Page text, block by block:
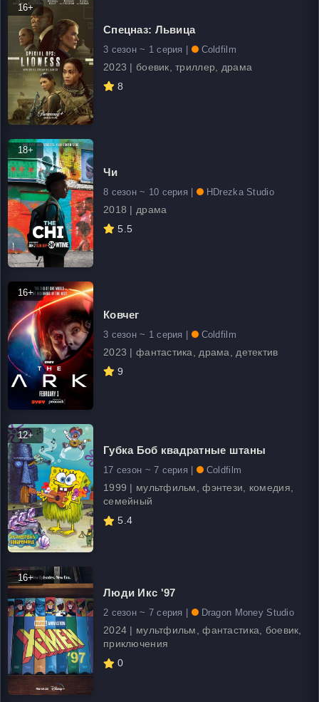
16+
Спецназ: Львица
3 сезон ~ 1 серия | Coldfilm
2023 | боевик, триллер, драма
8
18+
Чи
8 сезон ~ 10 серия | HDrezka Studio
2018 | драма
5.5
16+
Ковчег
3 сезон ~ 1 серия | Coldfilm
2023 | фантастика, драма, детектив
9
12+
Губка Боб квадратные штаны
17 сезон ~ 7 серия | Coldfilm
1999 | мультфильм, фэнтези, комедия,
семейный
5.4
16+
Люди Икс '97
2 сезон ~ 7 серия | Dragon Money Studio
2024 | мультфильм, фантастика, боевик,
приключения
0